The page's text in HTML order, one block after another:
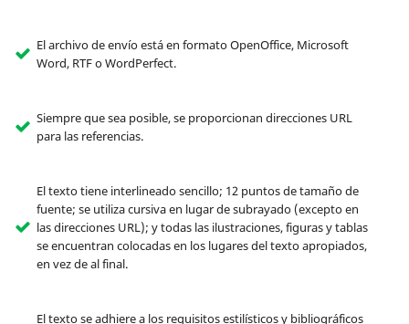
El archivo de envío está en formato OpenOffice, Microsoft
Word, RTF o WordPerfect.
Siempre que sea posible, se proporcionan direcciones URL
para las referencias.
El texto tiene interlineado sencillo; 12 puntos de tamaño de
fuente; se utiliza cursiva en lugar de subrayado (excepto en
las direcciones URL); y todas las ilustraciones, figuras y tablas
se encuentran colocadas en los lugares del texto apropiados,
en vez de al final.
El texto se adhiere a los requisitos estilísticos y bibliográficos